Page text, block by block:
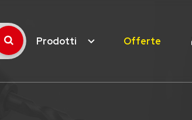
Prodotti Offerte